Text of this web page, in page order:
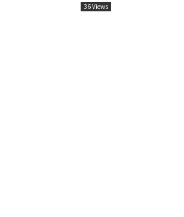
36 Views